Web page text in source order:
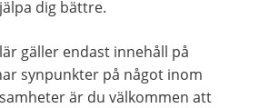
dig bättre.
gäller endast innehåll på
synpunkter på något inom
är du välkommen att